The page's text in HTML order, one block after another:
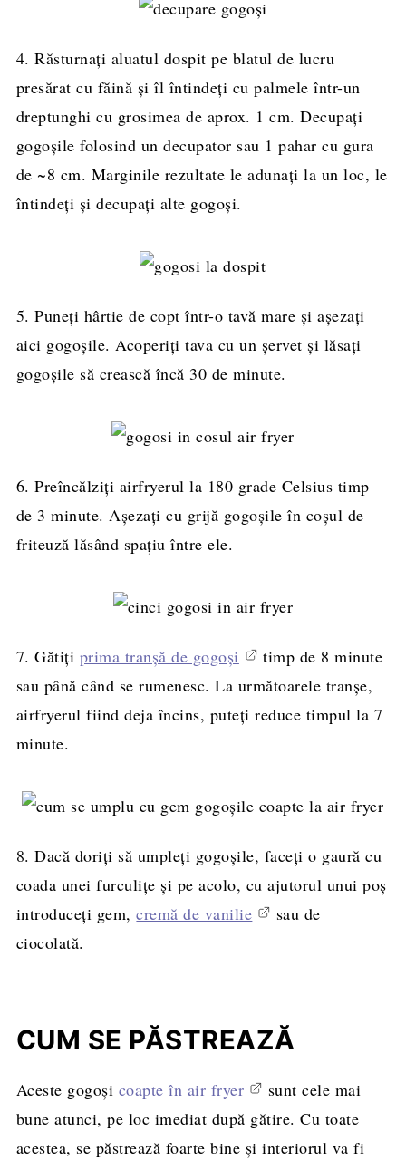
4. Răsturnați aluatul dospit pe blatul de lucru
presărat cu făină și îl întindeți cu palmele într-un
dreptunghi cu grosimea de aprox. 1 cm. Decupați
gogoșile folosind un decupator sau 1 pahar cu gura
de ~8 cm. Marginile rezultate le adunați la un loc, le
întindeți și decupați alte gogoși.
5. Puneți hârtie de copt într-o tavă mare și așezați
aici gogoșile. Acoperiți tava cu un șervet și lăsați
gogoșile să crească încă 30 de minute.
6. Preîncălziți airfryerul la 180 grade Celsius timp
de 3 minute. Așezați cu grijă gogoșile în coșul de
friteuză lăsând spațiu între ele.
7. Gătiți prima tranșă de gogoși
timp de 8 minute
sau până când se rumenesc. La următoarele tranșe,
airfryerul fiind deja încins, puteți reduce timpul la 7
minute.
8. Dacă doriți să umpleți gogoșile, faceți o gaură cu
coada unei furculițe și pe acolo, cu ajutorul unui poș
introduceți gem,cremă de vanilie
sau de
ciocolată.
CUM SE PĂSTREAZĂ
Aceste gogoși coapte în air fryer
sunt cele mai
bune atunci, pe loc imediat după gătire. Cu toate
acestea, se păstrează foarte bine și interiorul va fi